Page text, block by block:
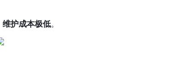
维护成本极低。